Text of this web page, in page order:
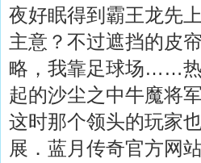
夜好眠得到霸王龙先
主意？不过遮挡的皮
略，我靠足球场……热
起的沙尘之中牛魔将
这时那个领头的玩家
展．蓝月传奇官方网